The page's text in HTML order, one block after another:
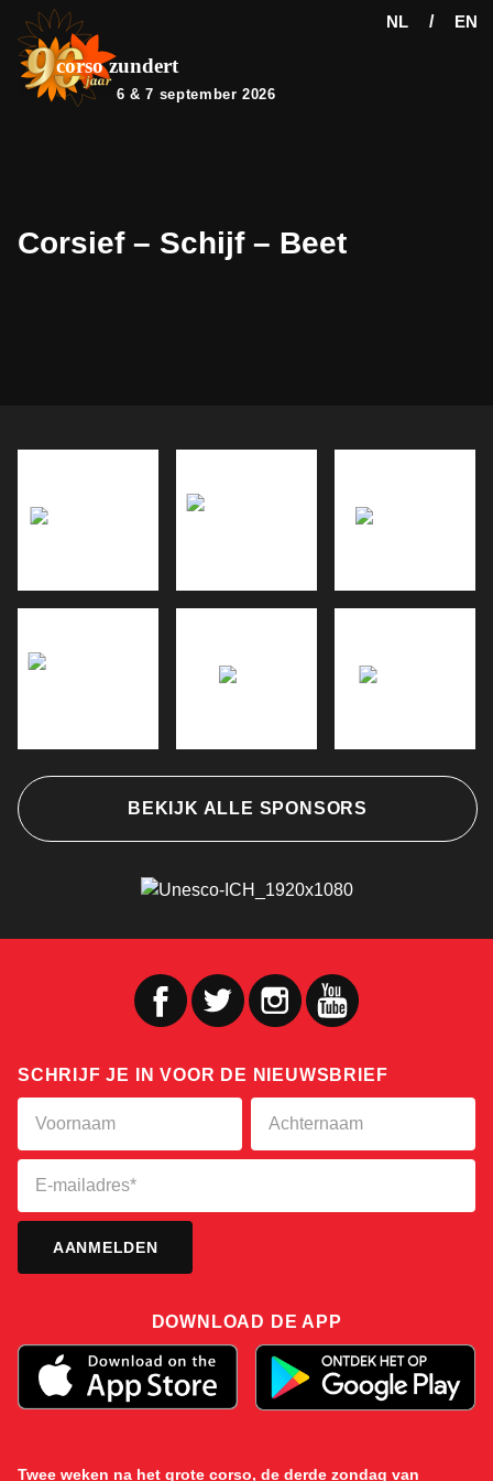
6 & 7 september 2026
NL / EN
Corsief – Schijf – Beet
BEKIJK ALLE SPONSORS
SCHRIJF JE IN VOOR DE NIEUWSBRIEF
DOWNLOAD DE APP
Twee weken na het grote corso, de derde zondag van